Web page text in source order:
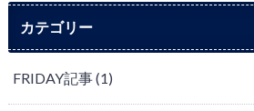
カテゴリー
FRIDAY記事(1)